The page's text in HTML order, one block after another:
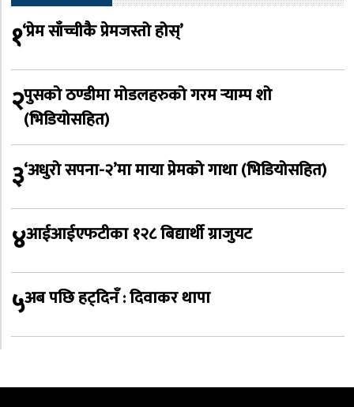
१‘प्रेम साँच्चीकै प्रेमजस्तो होस्’
२पुसको ठण्डीमा मोडलहरुको गरम र्‍याम्प शो
(भिडियोसहित)
३‘अधुरो सपना-२’मा माया प्रेमको गाथा (भिडियोसहित)
४आईआईएफटीका १२८ बिद्यार्थी ग्राजुयट
५अब पछि हट्दिनँ : दिवाकर थापा